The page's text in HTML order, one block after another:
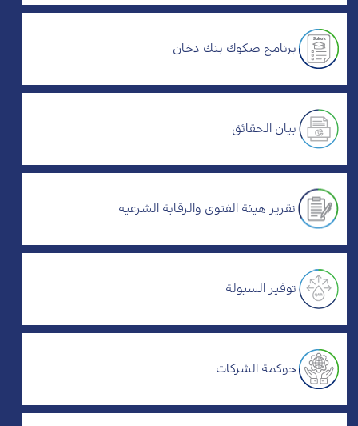
برنامج صكوك بنك دخان
بيان الحقائق
تقرير هيئة الفتوى والرقابة الشرعيه
توفير السيولة
حوكمة الشركات